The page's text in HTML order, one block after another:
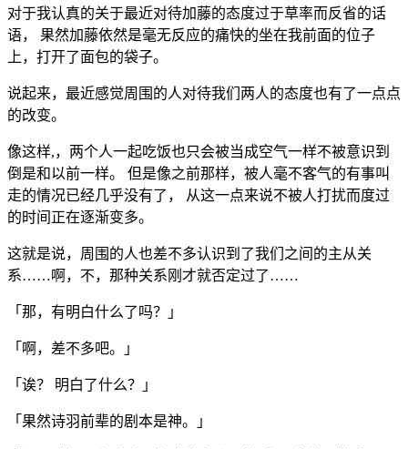
对于我认真的关于最近对待加藤的态度过于草率而反省的话
语， 果然加藤依然是毫无反应的痛快的坐在我前面的位子
上，打开了面包的袋子。
说起来，最近感觉周围的人对待我们两人的态度也有了一点点
的改变。
像这样,，两个人一起吃饭也只会被当成空气一样不被意识到
倒是和以前一样。 但是像之前那样，被人毫不客气的有事叫
走的情况已经几乎没有了， 从这一点来说不被人打扰而度过
的时间正在逐渐变多。
这就是说，周围的人也差不多认识到了我们之间的主从关
系……啊，不，那种关系刚才就否定过了……
「那，有明白什么了吗？」
「啊，差不多吧。」
「诶？ 明白了什么？」
「果然诗羽前辈的剧本是神。」